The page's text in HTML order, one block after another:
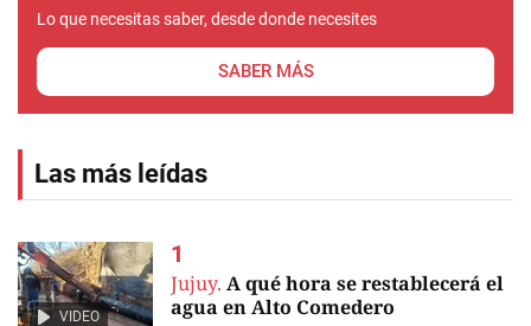
Lo que necesitas saber, desde donde necesites
SABER MÁS
Las más leídas
VIDEO
Jujuy. A qué hora se restablecerá el
agua en Alto Comedero